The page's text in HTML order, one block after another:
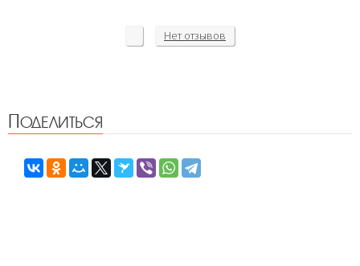
Нет отзывов
Поделиться